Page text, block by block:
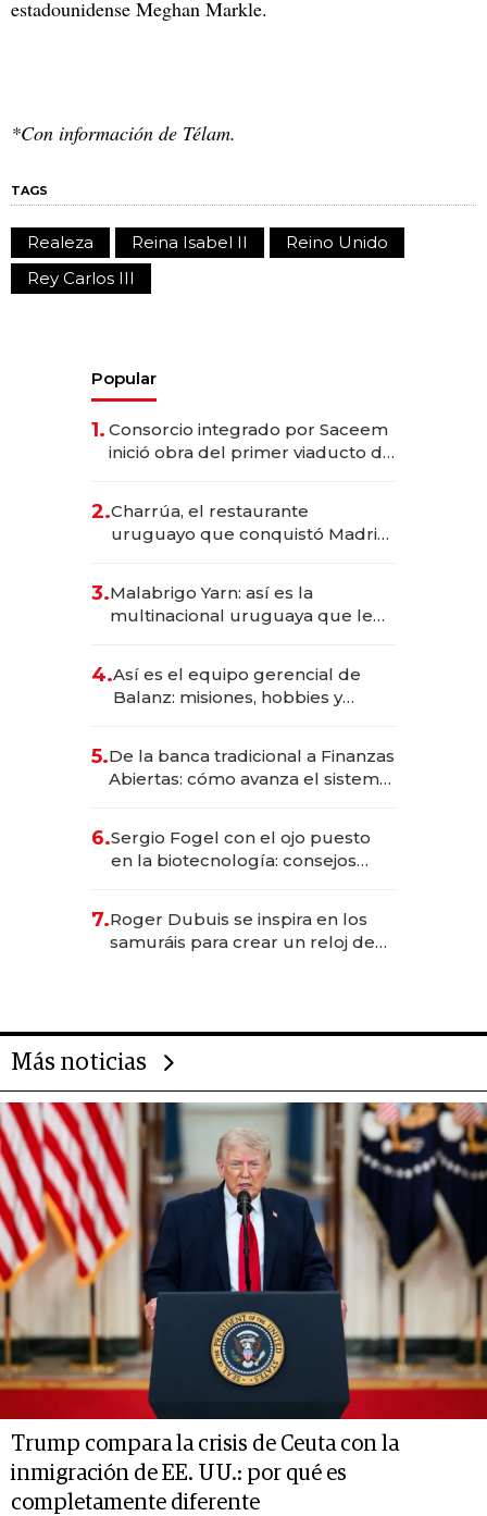
estadounidense Meghan Markle.
*Con información de Télam.
TAGS
Realeza Reina Isabel II
Reino Unido
Rey Carlos III
Popular
1. Consorcio integrado por Saceem
inició obra del primer viaducto de
millones
2.Charrúa, el restaurante
uruguayo que conquistó Madrid:
anticipación y prepara apertura
3.Malabrigo Yarn: así es la
multinacional uruguaya que le
4.Así es el equipo gerencial de
Balanz: misiones, hobbies y
5.De la banca tradicional a Finanzas
Abiertas: cómo avanza el sistema
6.Sergio Fogel con el ojo puesto
en la biotecnología: consejos
rol de la IA
7.Roger Dubuis se inspira en los
samuráis para crear un reloj de
Más noticias
Trump compara la crisis de Ceuta con la
inmigración de EE. UU.: por qué es
completamente diferente